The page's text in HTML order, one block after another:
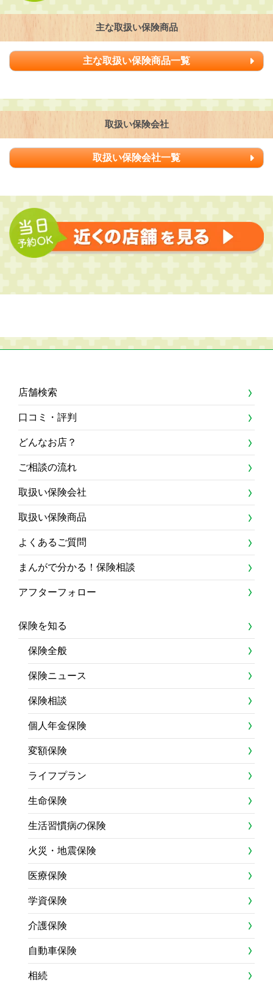
主な取扱い保険商品
主な取扱い保険商品一覧
取扱い保険会社
取扱い保険会社一覧
店舗検索
口コミ・評判
どんなお店？
ご相談の流れ
取扱い保険会社
取扱い保険商品
よくあるご質問
まんがで分かる！保険相談
アフターフォロー
保険を知る
保険全般
保険ニュース
保険相談
個人年金保険
変額保険
ライフプラン
生命保険
生活習慣病の保険
火災・地震保険
医療保険
学資保険
介護保険
自動車保険
相続